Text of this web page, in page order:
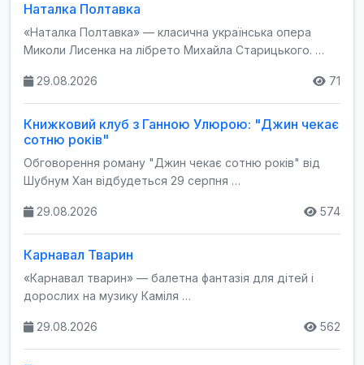
Наталка Полтавка
«Наталка Полтавка» — класична українська опера
Миколи Лисенка на лібрето Михайла Старицького. …
29.08.2026 71
Книжковий клуб з Ганною Улюрою: "Джин чекає
сотню років"
Обговорення роману "Джин чекає сотню років" від
Шубнум Хан відбудеться 29 серпня …
29.08.2026 574
Карнавал Тварин
«Карнавал тварин» — балетна фантазія для дітей і
дорослих на музику Каміля …
29.08.2026 562